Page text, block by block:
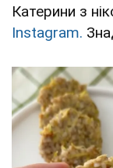
Катерини з
Instagram.